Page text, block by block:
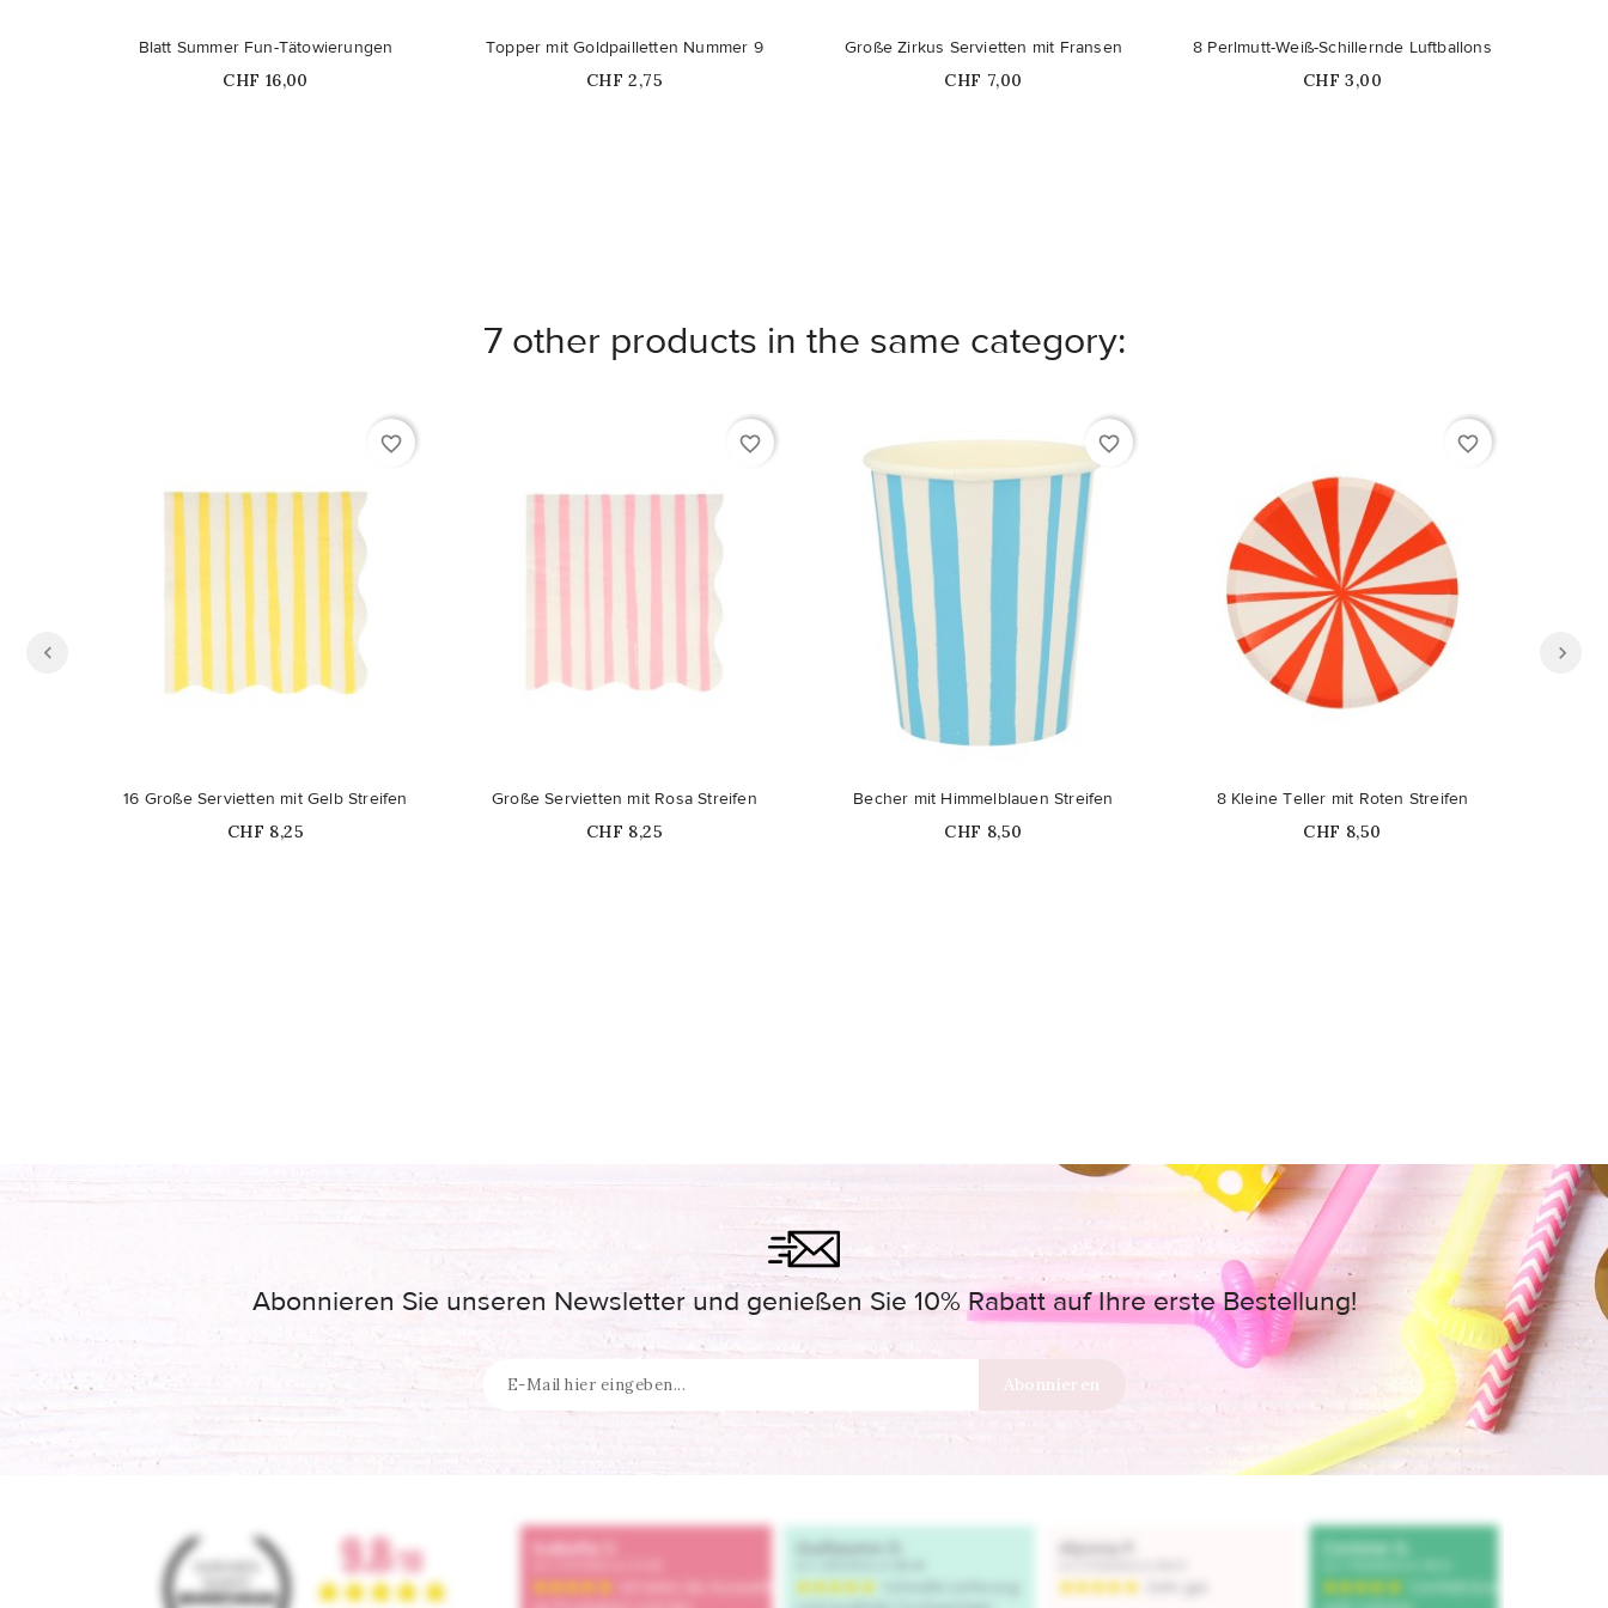
Blatt Summer Fun-Tätowierungen
Price
CHF 16,00
Topper mit Goldpailletten Nummer 9
Price
CHF 2,75
Große Zirkus Servietten mit Fransen
Price
CHF 7,00
8 Perlmutt-Weiß-Schillernde Luftballons
Price
CHF 3,00
7 other products in the same category:
favorite_border
16 Große Servietten mit Gelb Streifen
Price
CHF 8,25
favorite_border
Große Servietten mit Rosa Streifen
Price
CHF 8,25
Nicht auf Lager
favorite_border
Becher mit Himmelblauen Streifen
Price
CHF 8,50
favorite_border
8 Kleine Teller mit Roten Streifen
Price
CHF 8,50
Abonnieren Sie unseren Newsletter und genießen Sie 10% Rabatt auf Ihre erste Bestellung!